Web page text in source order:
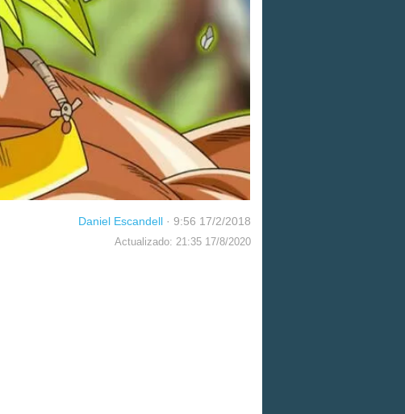
Daniel Escandell · 9:56 17/2/2018
Actualizado: 21:35 17/8/2020